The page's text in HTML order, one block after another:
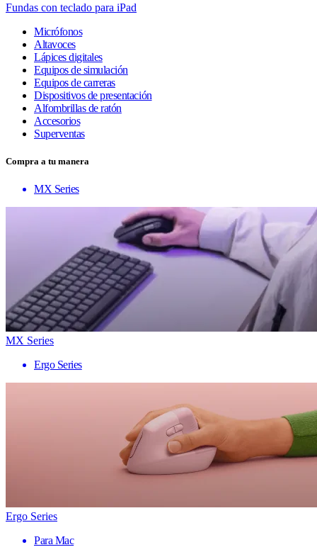
Fundas con teclado para iPad
Micrófonos
Altavoces
Lápices digitales
Equipos de simulación
Equipos de carreras
Dispositivos de presentación
Alfombrillas de ratón
Accesorios
Superventas
Compra a tu manera
MX Series
MX Series
Ergo Series
Ergo Series
Para Mac